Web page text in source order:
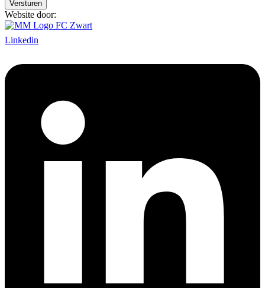
Website door:
Linkedin